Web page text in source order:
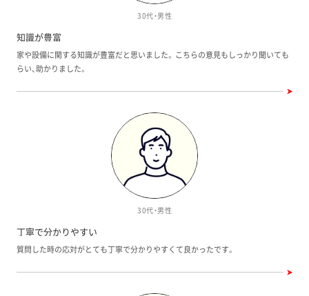
30代・男性
知識が豊富
家や設備に関する知識が豊富だと思いました。 こちらの意見もしっかり聞いても
らい、助かりました。
30代・男性
丁寧で分かりやすい
質問した時の応対がとても丁寧で分かりやすくて良かったです。